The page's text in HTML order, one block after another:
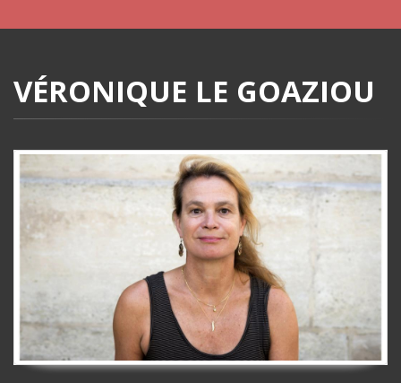
VÉRONIQUE LE GOAZIOU